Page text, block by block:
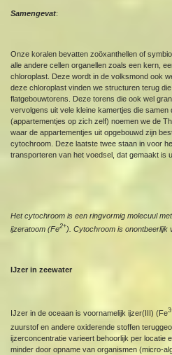
Samengevat:
Onze koralen bevatten zoöxanthellen of
alle andere cellen organellen zoals een kern,
chloroplast. Deze wordt in de volksmond ook
deze chloroplast vinden we structuren terug
flatgebouwtorens. Deze torens die ook wel
vervolgens uit vele kleine kamertjes die
(appartementjes op zich zelf) noemen we de
waar de appartementjes uit opgebouwd zijn
cytochroom. Deze laatste twee staan in voor
transporteren van het voedsel, dat gemaakt is
Het cytochroom is een ringvormig molecuul
ijzeratoom (Fe2+). Cytochroom is onontbeerlijk
IJzer in zeewater
IJzer in de oceaan is voornamelijk ijzer(III) (Fe
zuurstof en andere oxiderende stoffen
ijzerconcentratie varieert behoorlijk per locatie
minder door opname van organismen (micro-